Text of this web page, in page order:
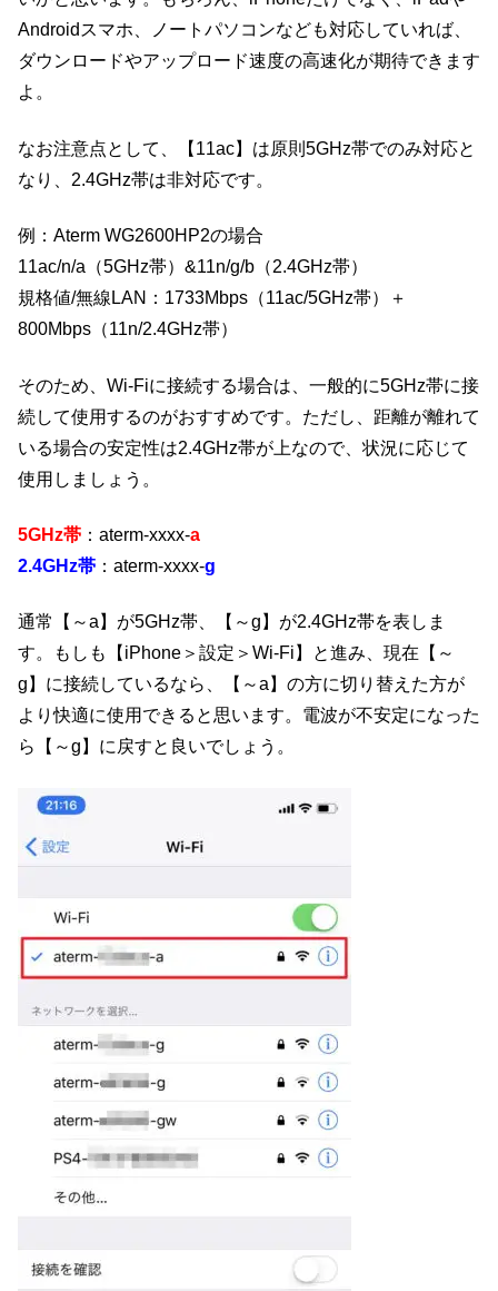
Androidスマホ、ノートパソコンなども対応していれば、
ダウンロードやアップロード速度の高速化が期待できます
よ。
なお注意点として、【11ac】は原則5GHz帯でのみ対応と
なり、2.4GHz帯は非対応です。
例：Aterm WG2600HP2の場合
11ac/n/a（5GHz帯）&11n/g/b（2.4GHz帯）
規格値/無線LAN：1733Mbps（11ac/5GHz帯）＋
800Mbps（11n/2.4GHz帯）
そのため、Wi-Fiに接続する場合は、一般的に5GHz帯に接
続して使用するのがおすすめです。ただし、距離が離れて
いる場合の安定性は2.4GHz帯が上なので、状況に応じて
使用しましょう。
5GHz帯 ：aterm-xxxx-a
2.4GHz帯 ：aterm-xxxx-g
通常【～a】が5GHz帯、【～g】が2.4GHz帯を表しま
す。もしも【iPhone＞設定＞Wi-Fi】と進み、現在【～
g】に接続しているなら、【～a】の方に切り替えた方が
より快適に使用できると思います。電波が不安定になった
ら【～g】に戻すと良いでしょう。